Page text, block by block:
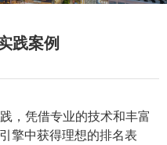
践案例
，凭借专业的技术和丰富
擎中获得理想的排名表